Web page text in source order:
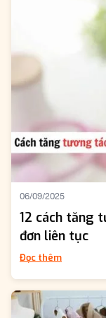
06/09/2025
12 cách tăng
đơn liên tục
Đọc thêm